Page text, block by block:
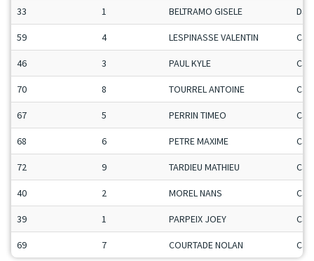
33 1 BELTRAMO GISELE
59 4 LESPINASSE VALENTIN Ca-
46 3 PAUL KYLE Ca-
70 8 TOURREL ANTOINE Ca-
67 5 PERRIN TIMEO Ca-
68 6 PETRE MAXIME Ca-
72 9 TARDIEU MATHIEU Ca-
40 2 MOREL NANS Ca-
39 1 PARPEIX JOEY Ca-
69 7 COURTADE NOLAN Ca-